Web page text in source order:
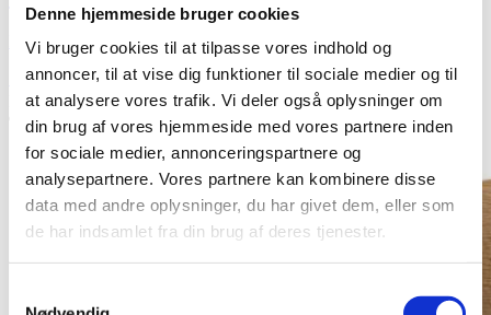
Denne hjemmeside bruger cookies
Vi bruger cookies til at tilpasse vores indhold og
annoncer, til at vise dig funktioner til sociale medier og til
at analysere vores trafik. Vi deler også oplysninger om
din brug af vores hjemmeside med vores partnere inden
for sociale medier, annonceringspartnere og
analysepartnere. Vores partnere kan kombinere disse
data med andre oplysninger, du har givet dem, eller som
de har indsamlet fra din brug af deres tjenester.
Fra 10.495,00kr.
Se produkt Dette vare har flere varianter. Mulighederne kan vælges
på varesiden